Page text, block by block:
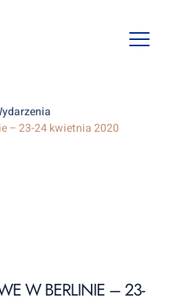
Open
– 23-24 kwietnia 2020
W BERLINIE – 23-